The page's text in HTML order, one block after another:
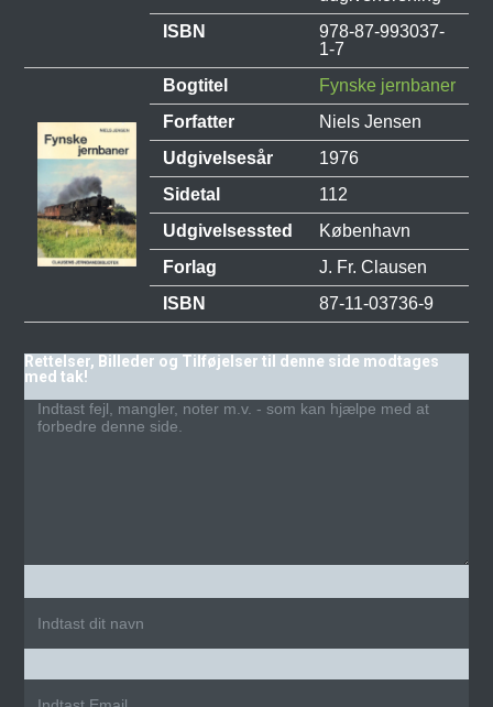
ISBN
978-87-993037-
1-7
Bogtitel
Fynske jernbaner
Forfatter
Niels Jensen
Udgivelsesår
1976
Sidetal
112
Udgivelsessted
København
Forlag
J. Fr. Clausen
ISBN
87-11-03736-9
Rettelser, Billeder og Tilføjelser til denne side modtages
med tak!